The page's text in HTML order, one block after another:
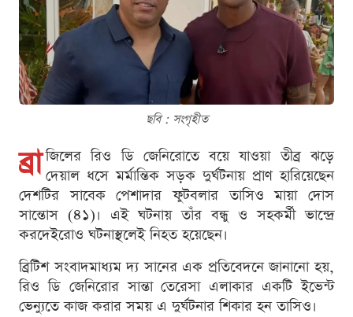
ছবি : সংগৃহীত
ব্রা জিলের রিও ডি জেনিরোতে বয়ে যাওয়া তীব্র ঝড়ে
দেয়াল ধসে মর্মান্তিক সড়ক দুর্ঘটনায় প্রাণ হারিয়েছেন
দেশটির সাবেক পেশাদার ফুটবলার তাসিও মায়া দোস
সান্তোস (৪১)। এই ঘটনায় তাঁর বন্ধু ও সহকর্মী ভান্দ্রে
করদেইরোও ঘটনাস্থলেই নিহত হয়েছেন।
ব্রিটিশ সংবাদমাধ্যম দ্য সানের এক প্রতিবেদনে জানানো হয়,
রিও ডি জেনিরোর সান্তা তেরেসা এলাকার একটি ইভেন্ট
ভেন্যুতে কাজ করার সময় এ দুর্ঘটনার শিকার হন তাসিও।